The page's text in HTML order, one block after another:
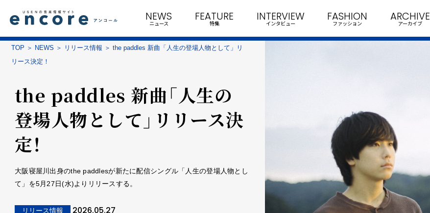
NEWS
ニュース
FEATURE
特集
INTERVIEW
インタビュー
FASHION
ファッション
ARCHIVE
アーカイブ
TOP NEWS リリース情報
the paddles 新曲「人生の登場人物として」リ
リース決定！
the paddles 新曲「人生の
登場人物として」リリース決
定！
大阪寝屋川出身のthe paddlesが新たに配信シングル「人生の登場人物とし
て」を5月27日(水)よりリリースする。
リリース情報 2026.05.27